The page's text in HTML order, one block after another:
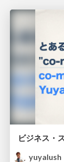
ビジネス・
yuyalush